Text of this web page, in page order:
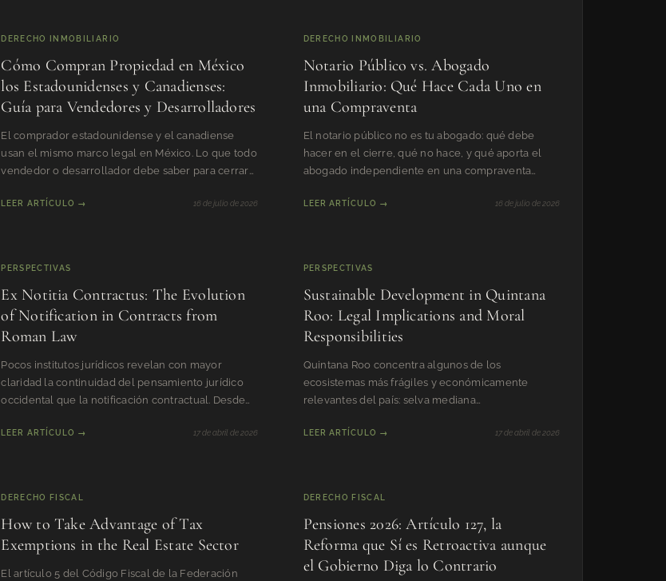
DERECHO INMOBILIARIO
Cómo Compran Propiedad en México
los Estadounidenses y Canadienses:
Guía para Vendedores y Desarrolladores
El comprador estadounidense y el canadiense
usan el mismo marco legal en México. Lo que todo
vendedor o desarrollador debe saber para cerrar
LEER ARTÍCULO → 16 de julio de 2026
DERECHO INMOBILIARIO
Notario Público vs. Abogado
Inmobiliario: Qué Hace Cada Uno en
una Compraventa
El notario público no es tu abogado: qué debe
hacer en el cierre, qué no hace, y qué aporta el
abogado independiente en una compraventa
LEER ARTÍCULO → 16 de julio de 2026
PERSPECTIVAS
Ex Notitia Contractus: The Evolution
of Notification in Contracts from
Roman Law
Pocos institutos jurídicos revelan con mayor
claridad la continuidad del pensamiento jurídico
occidental que la notificación contractual. Desde
LEER ARTÍCULO → 17 de abril de 2026
PERSPECTIVAS
Sustainable Development in Quintana
Roo: Legal Implications and Moral
Responsibilities
Quintana Roo concentra algunos de los
ecosistemas más frágiles y económicamente
relevantes del país: selva mediana
LEER ARTÍCULO → 17 de abril de 2026
DERECHO FISCAL
How to Take Advantage of Tax
Exemptions in the Real Estate Sector
El artículo 5 del Código Fiscal de la Federación
DERECHO FISCAL
Pensiones 2026: Artículo 127, la
Reforma que Sí es Retroactiva aunque
el Gobierno Diga lo Contrario